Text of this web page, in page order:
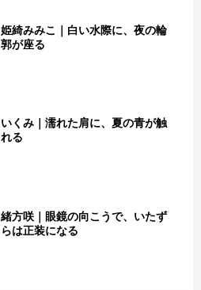
姫綺みみこ｜白い水際に、夜の輪
郭が座る
いくみ｜濡れた肩に、夏の青が触
れる
緒方咲｜眼鏡の向こうで、いたず
らは正装になる